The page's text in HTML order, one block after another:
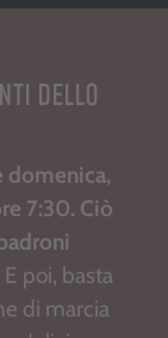
DELLO
domenica,
7:30. Ciò
E poi, basta
di marcia